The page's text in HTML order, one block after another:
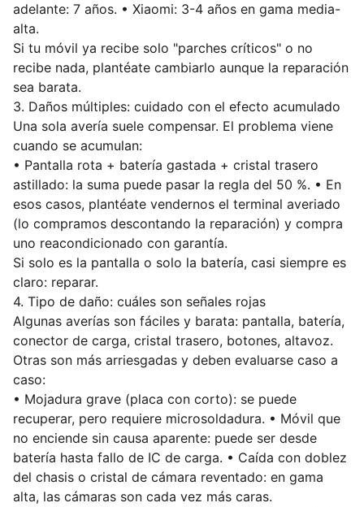
adelante: 7 años. • Xiaomi: 3-4 años en gama media-
alta.
Si tu móvil ya recibe solo "parches críticos" o no
recibe nada, plantéate cambiarlo aunque la reparación
sea barata.
3. Daños múltiples: cuidado con el efecto acumulado
Una sola avería suele compensar. El problema viene
cuando se acumulan:
• Pantalla rota + batería gastada + cristal trasero
astillado: la suma puede pasar la regla del 50 %. • En
esos casos, plantéate vendernos el terminal averiado
(lo compramos descontando la reparación) y compra
uno reacondicionado con garantía.
Si solo es la pantalla o solo la batería, casi siempre es
claro: reparar.
4. Tipo de daño: cuáles son señales rojas
Algunas averías son fáciles y barata: pantalla, batería,
conector de carga, cristal trasero, botones, altavoz.
Otras son más arriesgadas y deben evaluarse caso a
caso:
• Mojadura grave (placa con corto): se puede
recuperar, pero requiere microsoldadura. • Móvil que
no enciende sin causa aparente: puede ser desde
batería hasta fallo de IC de carga. • Caída con doblez
del chasis o cristal de cámara reventado: en gama
alta, las cámaras son cada vez más caras.